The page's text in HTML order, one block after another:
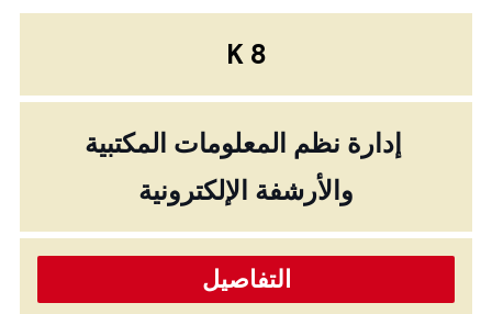
K 8
إدارة نظم المعلومات المكتبية
والأرشفة الإلكترونية
التفاصيل